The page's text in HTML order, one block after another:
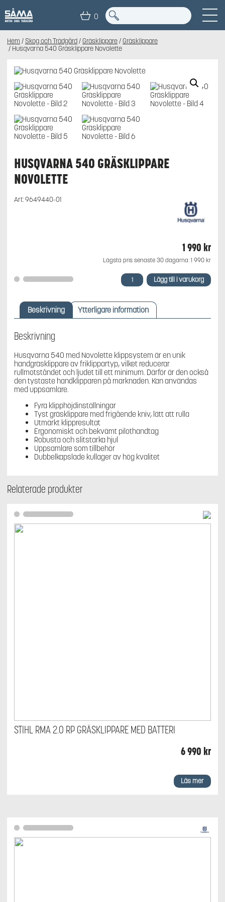
0
Hem / Skog och Trädgård/Gräsklippare/Gräsklippare
/ Husqvarna 540 Gräsklippare Novolette
HUSQVARNA 540 GRÄSKLIPPARE
NOVOLETTE
Art:9649440-01
1 990 kr
Lägsta pris senaste 30 dagarna: 1 990 kr
Husqvarna
540
Novolette
mängd
Lägg till i varukorg
Beskrivning Ytterligare information
Beskrivning
Husqvarna 540 med Novolette klippsystem är en unik
handgräsklippare av friklippartyp, vilket reducerar
rullmotståndet och ljudet till ett minimum. Därför är den också
den tystaste handklipparen på marknaden. Kan användas
med uppsamlare.
Fyra klipphöjdinställningar
Tyst gräsklippare med frigående kniv, lätt att rulla
Utmärkt klippresultat
Ergonomiskt och bekvämt pilothandtag
Robusta och slitstarka hjul
Uppsamlare som tillbehör
Dubbelkapslade kullager av hög kvalitet
Relaterade produkter
STIHL RMA 2.0 RP GRÄSKLIPPARE MED BATTERI
6 990 kr
Läs mer